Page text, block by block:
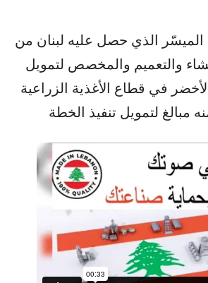
الذي حصل عليه لبنان من
والتعميم والمخصص لتمويل
في قطاع الأغذية الزراعية
مبالغ لتمويل تنفيذ الخطة